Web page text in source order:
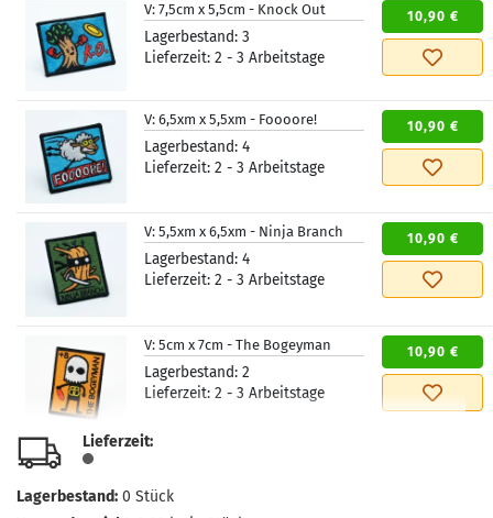
V: 7,5cm x 5,5cm - Knock Out
Lagerbestand: 3
Lieferzeit: 2 - 3 Arbeitstage
10,90 €
V: 6,5xm x 5,5xm - Foooore!
Lagerbestand: 4
Lieferzeit: 2 - 3 Arbeitstage
10,90 €
V: 5,5xm x 6,5xm - Ninja Branch
Lagerbestand: 4
Lieferzeit: 2 - 3 Arbeitstage
10,90 €
V: 5cm x 7cm - The Bogeyman
Lagerbestand: 2
Lieferzeit: 2 - 3 Arbeitstage
10,90 €
Lagerbestand:
Lieferzeit:
Lagerbestand: 0 Stück